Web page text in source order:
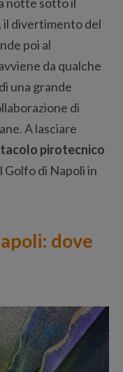
il divertimento del
poi al
da qualche
una grande
di
A lasciare
pirotecnico
Golfo di Napoli in
dove